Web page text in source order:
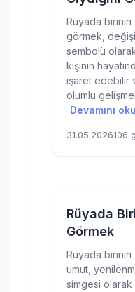
Rüyada
görmek,
sembolü
kişinin
işaret edebilir
olumlu
Devamını
31.05.2026106
Rüyada
Görmek
Rüyada birinin
umut,
simgesi olarak